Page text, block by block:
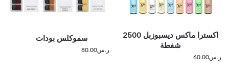
اكسترا ماكس ديسبوزبل 2500
شفطة
ر.س60.00
سموكلس بودات
ر.س80.00